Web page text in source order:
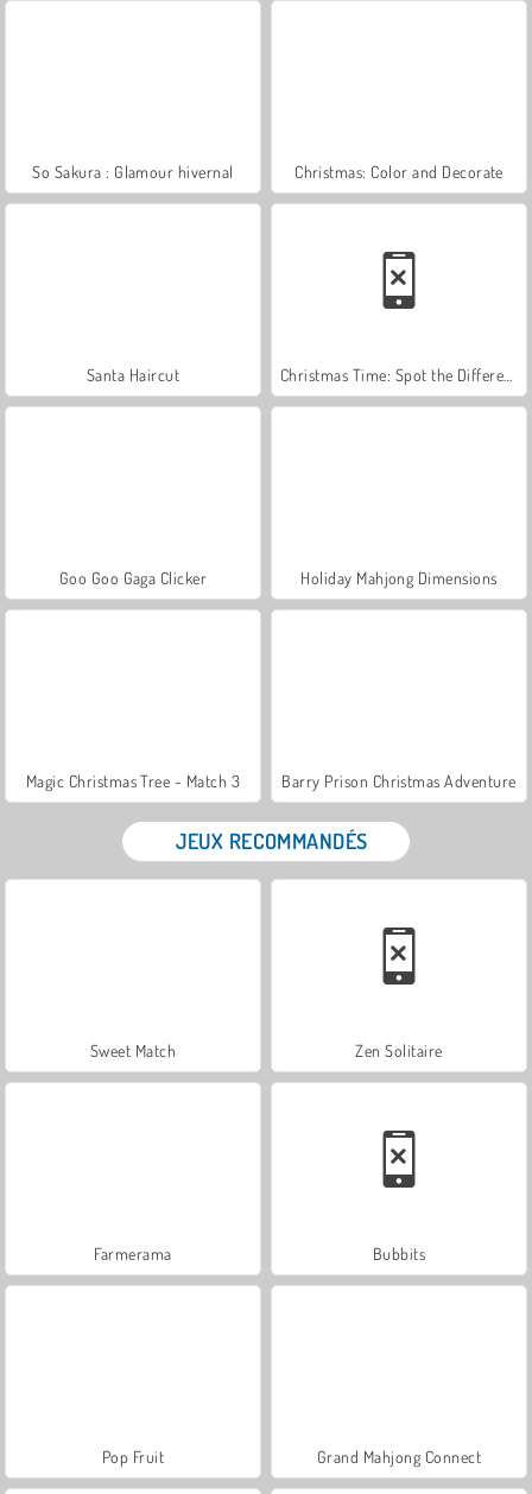
So Sakura : Glamour hivernal Christmas: Color and Decorate
Santa Haircut
Goo Goo Gaga Clicker Holiday Mahjong Dimensions
Magic Christmas Tree - Match 3 Barry Prison Christmas Adventure
JEUX RECOMMANDÉS
Sweet Match Zen Solitaire
Farmerama Bubbits
Pop Fruit Grand Mahjong Connect